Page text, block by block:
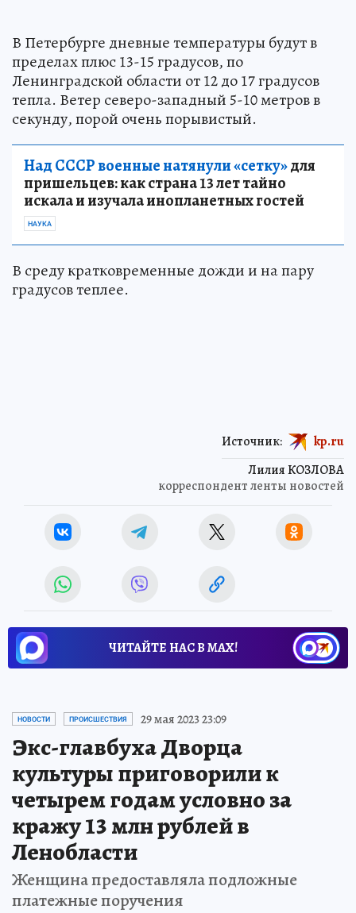
В Петербурге дневные температуры будут в
пределах плюс 13-15 градусов, по
Ленинградской области от 12 до 17 градусов
тепла. Ветер северо-западный 5-10 метров в
секунду, порой очень порывистый.
Над СССР военные натянули «сетку»для
пришельцев: как страна 13 лет тайно
искала и изучала инопланетных гостей
НАУКА
В среду кратковременные дожди и на пару
градусов теплее.
Лилия КОЗЛОВА
корреспондент ленты новостей
Источник: kp.ru
ЧИТАЙТЕ НАС В МАХ!
НОВОСТИ ПРОИСШЕСТВИЯ 29 мая 2023 23:09
Экс-главбуха Дворца
культуры приговорили к
четырем годам условно за
кражу 13 млн рублей в
Ленобласти
Женщина предоставляла подложные
платежные поручения